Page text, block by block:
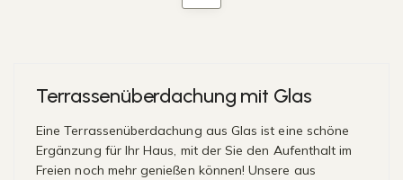
Terrassenüberdachung mit Glas
Eine Terrassenüberdachung aus Glas ist eine schöne
Ergänzung für Ihr Haus, mit der Sie den Aufenthalt im
Freien noch mehr genießen können! Unsere aus